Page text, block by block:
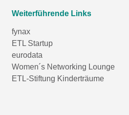
Weiterführende Links
fynax
ETL Startup
eurodata
Women´s Networking Lounge
ETL-Stiftung Kinderträume